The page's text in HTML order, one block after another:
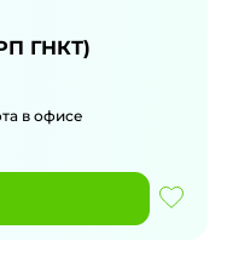
ГНКТ)
в офисе